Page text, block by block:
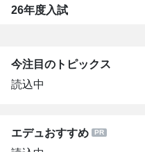
26年度入試
今注目のトピックス
読込中
エデュおすすめ